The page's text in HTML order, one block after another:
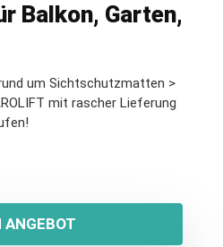
Balkon, Garten,
um Sichtschutzmatten >
mit rascher Lieferung
ANGEBOT